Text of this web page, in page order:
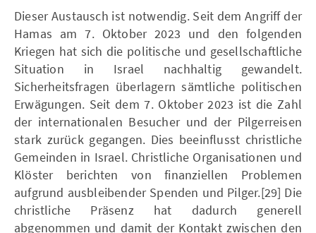
Dieser Austausch ist notwendig. Seit dem Angriff der
Hamas am 7. Oktober 2023 und den folgenden
Kriegen hat sich die politische und gesellschaftliche
Situation in Israel nachhaltig gewandelt.
Sicherheitsfragen überlagern sämtliche politischen
Erwägungen. Seit dem 7. Oktober 2023 ist die Zahl
der internationalen Besucher und der Pilgerreisen
stark zurück gegangen. Dies beeinflusst christliche
Gemeinden in Israel. Christliche Organisationen und
Klöster berichten von finanziellen Problemen
aufgrund ausbleibender Spenden und Pilger.[29] Die
christliche Präsenz hat dadurch generell
abgenommen und damit der Kontakt zwischen den